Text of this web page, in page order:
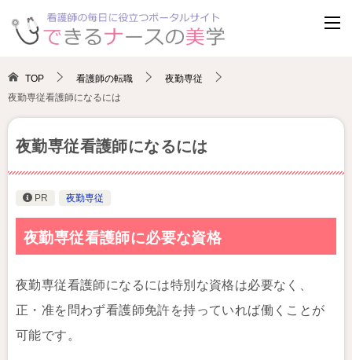
TOP 看護師の転職
夜勤専従
夜勤専従看護師になるには
夜勤専従看護師になるには
PR 夜勤専従
夜勤専従看護師に必要な資格
夜勤専従看護師になるには特別な資格は必要なく、
正・准を問わず看護師免許を持っていれば働くことが
可能です。